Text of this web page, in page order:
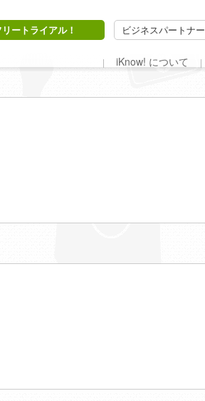
リートライアル！
ビジネスパートナー
iKnow! について